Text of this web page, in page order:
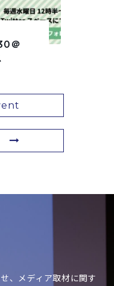
＠
、メディア取材に関す